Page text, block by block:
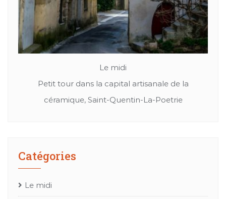
Le midi
Petit tour dans la capital artisanale de la
céramique, Saint-Quentin-La-Poetrie
Catégories
Le midi